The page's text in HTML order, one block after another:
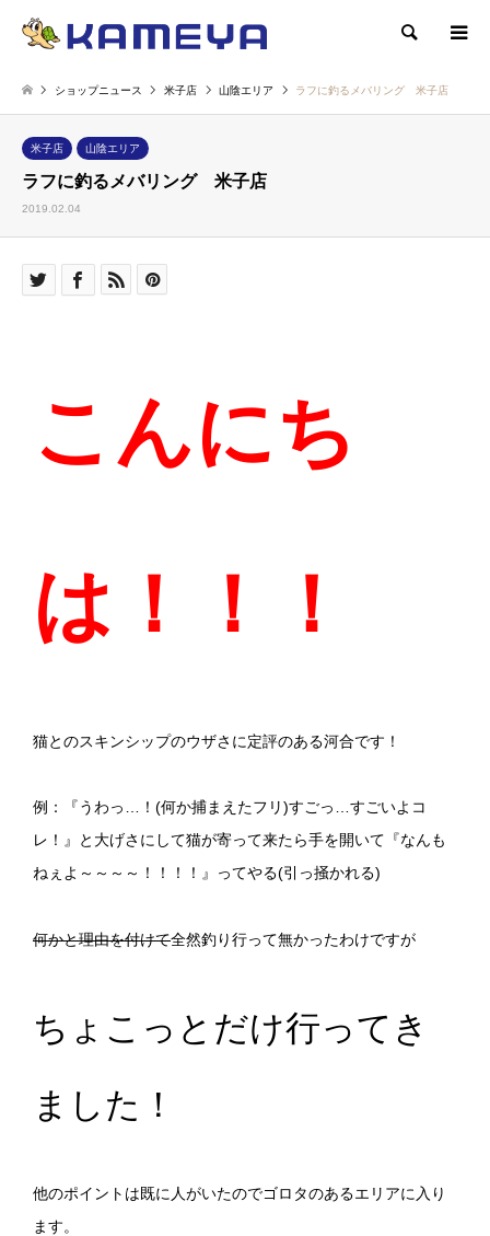
検索
ショップニュース 米子店 山陰エリア ラフに釣るメバリング 米子店
米子店 山陰エリア
ラフに釣るメバリング 米子店
2019.02.04
こんにち
は！！！
猫とのスキンシップのウザさに定評のある河合です！
例：『うわっ…！(何か捕まえたフリ)すごっ…すごいよコ
レ！』と大げさにして猫が寄って来たら手を開いて『なんも
ねぇよ～～～～！！！！』ってやる(引っ掻かれる)
何かと理由を付けて全然釣り行って無かったわけですが
ちょこっとだけ行ってき
ました！
他のポイントは既に人がいたのでゴロタのあるエリアに入り
ます。